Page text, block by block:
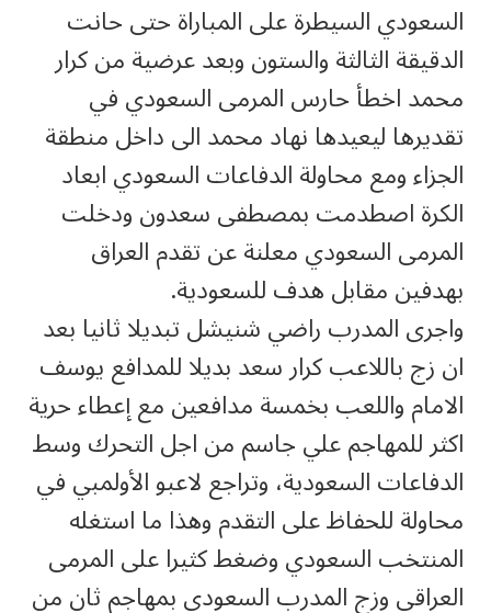
السعودي السيطرة على المباراة حتى حانت
الدقيقة الثالثة والستون وبعد عرضية من كرار
محمد اخطأ حارس المرمى السعودي في
تقديرها ليعيدها نهاد محمد الى داخل منطقة
الجزاء ومع محاولة الدفاعات السعودي ابعاد
الكرة اصطدمت بمصطفى سعدون ودخلت
المرمى السعودي معلنة عن تقدم العراق
بهدفين مقابل هدف للسعودية.
واجرى المدرب راضي شنيشل تبديلا ثانيا بعد
ان زج باللاعب كرار سعد بديلا للمدافع يوسف
الامام واللعب بخمسة مدافعين مع إعطاء حرية
اكثر للمهاجم علي جاسم من اجل التحرك وسط
الدفاعات السعودية، وتراجع لاعبو الأولمبي في
محاولة للحفاظ على التقدم وهذا ما استغله
المنتخب السعودي وضغط كثيرا على المرمى
العراقي وزج المدرب السعودي بمهاجم ثان من